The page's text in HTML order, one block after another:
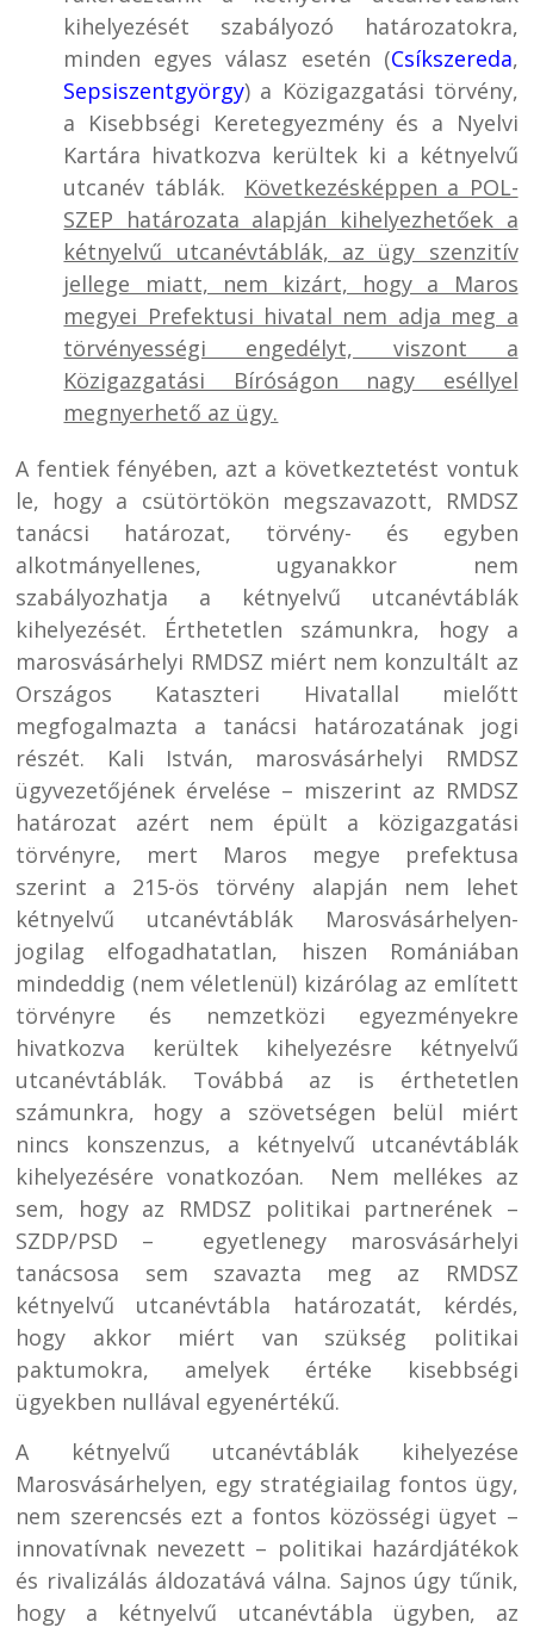
kihelyezését szabályozó határozatokra,
minden egyes válasz esetén (Csíkszereda,
Sepsiszentgyörgy) a Közigazgatási törvény,
a Kisebbségi Keretegyezmény és a Nyelvi
Kartára hivatkozva kerültek ki a kétnyelvű
utcanév táblák. Következésképpen a POL-
SZEP határozata alapján kihelyezhetőek a
kétnyelvű utcanévtáblák, az ügy szenzitív
jellege miatt, nem kizárt, hogy a Maros
megyei Prefektusi hivatal nem adja meg a
törvényességi engedélyt, viszont a
Közigazgatási Bíróságon nagy eséllyel
megnyerhető az ügy.
A fentiek fényében, azt a következtetést vontuk
le, hogy a csütörtökön megszavazott, RMDSZ
tanácsi határozat, törvény- és egyben
alkotmányellenes, ugyanakkor nem
szabályozhatja a kétnyelvű utcanévtáblák
kihelyezését. Érthetetlen számunkra, hogy a
marosvásárhelyi RMDSZ miért nem konzultált az
Országos Kataszteri Hivatallal mielőtt
megfogalmazta a tanácsi határozatának jogi
részét. Kali István, marosvásárhelyi RMDSZ
ügyvezetőjének érvelése – miszerint az RMDSZ
határozat azért nem épült a közigazgatási
törvényre, mert Maros megye prefektusa
szerint a 215-ös törvény alapján nem lehet
kétnyelvű utcanévtáblák Marosvásárhelyen-
jogilag elfogadhatatlan, hiszen Romániában
mindeddig (nem véletlenül) kizárólag az említett
törvényre és nemzetközi egyezményekre
hivatkozva kerültek kihelyezésre kétnyelvű
utcanévtáblák. Továbbá az is érthetetlen
számunkra, hogy a szövetségen belül miért
nincs konszenzus, a kétnyelvű utcanévtáblák
kihelyezésére vonatkozóan. Nem mellékes az
sem, hogy az RMDSZ politikai partnerének –
SZDP/PSD – egyetlenegy marosvásárhelyi
tanácsosa sem szavazta meg az RMDSZ
kétnyelvű utcanévtábla határozatát, kérdés,
hogy akkor miért van szükség politikai
paktumokra, amelyek értéke kisebbségi
ügyekben nullával egyenértékű.
A kétnyelvű utcanévtáblák kihelyezése
Marosvásárhelyen, egy stratégiailag fontos ügy,
nem szerencsés ezt a fontos közösségi ügyet –
innovatívnak nevezett – politikai hazárdjátékok
és rivalizálás áldozatává válna. Sajnos úgy tűnik,
hogy a kétnyelvű utcanévtábla ügyben, az